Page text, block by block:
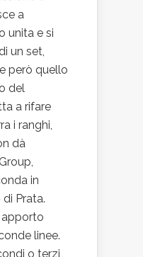
a
unita e si
un set,
però quello
del
a rifare
i ranghi,
dà
in
Prata.
linee.
o terzi